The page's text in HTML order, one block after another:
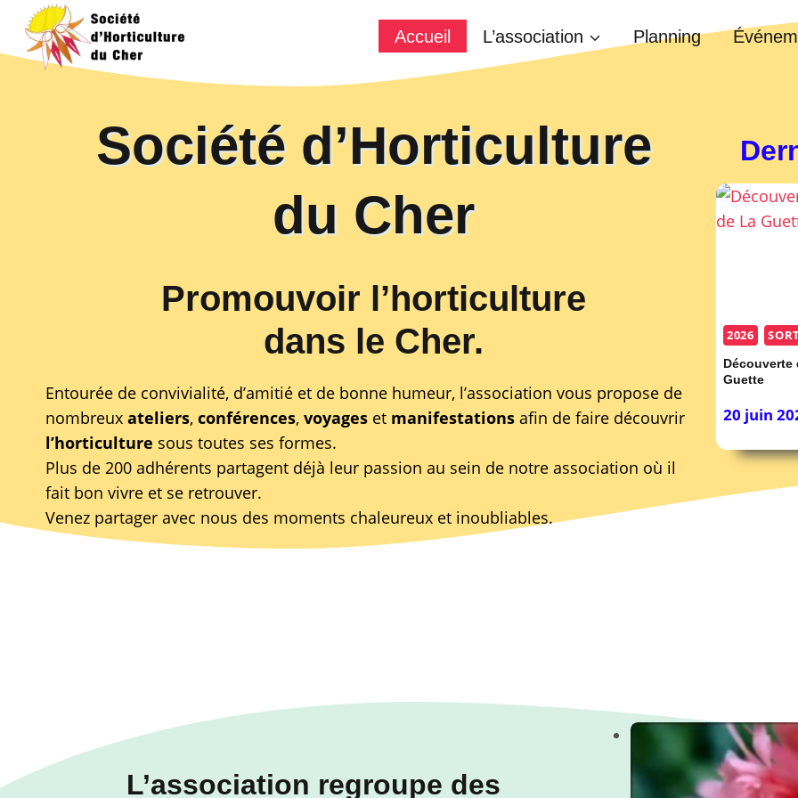
Aller
contenu
Accueil L’association Planning
Société d’Horticulture
du Cher
Promouvoir l’horticulture
dans le Cher.
Entourée de convivialité, d’amitié et de bonne humeur, l’association vous propose de
nombreux ateliers, conférences, voyages et manifestations afin de faire découvrir
l’horticulture sous toutes ses formes.
Plus de 200 adhérents partagent déjà leur passion au sein de notre association où il
fait bon vivre et se retrouver.
Venez partager avec nous des moments chaleureux et inoubliables.
2026
Découverte
Guette
20 juin
L’association regroupe des